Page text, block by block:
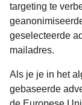
targeting te
geselecteerde
mailadres.
Als je je in het
gebaseerde